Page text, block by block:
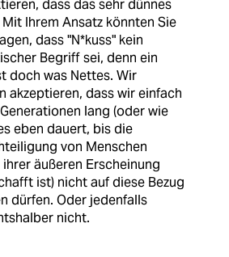
dass das sehr dünnes
Mit Ihrem Ansatz könnten Sie
dass "N*kuss" kein
Begriff sei, denn ein
doch was Nettes. Wir
akzeptieren, dass wir einfach
lang (oder wie
eben dauert, bis die
von Menschen
äußeren Erscheinung
ist) nicht auf diese Bezug
dürfen. Oder jedenfalls
nicht.